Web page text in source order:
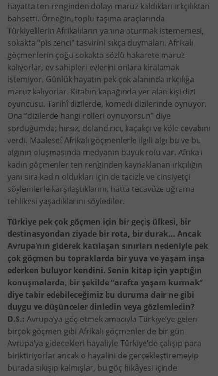
hayatta ten renginden dolayı maruz kaldıkları ırkçılıktan
bahsetti. Örneğin, toplu taşıma araçlarında
Türkiyelilerin Afrikalıların yanına oturmak istememesi,
sokakta “pis zenci” tasvirini sıkça duymaları. Afrikalı
göçmenlerin çoğu sokakta sözlü hakarete maruz
kalıyorlar, ev sahipleri evlerini onlara kiralamak
istemiyor. Günlük hayatın pek çok alanında ırkçılığa
maruz kalıyorlar. Kitabın kapağında yer alan kişi dizi
oyuncusu. Tarihî dizilerde, komedi dizilerinde oynuyor.
Ona “dizilerde hangi rolleri oynuyorsun” diye
sorduğumda; hırsız, dolandırıcı, kaçakçı ve köle cevabını
verdi. Maalesef Afrikalı göçmenlerle ilgili algı bu ve bu
algının oluşmasında medyanın büyük rolü var. Afrikalı
kadın göçmenler ten renginden kaynaklanan ırkçılığın
yanı sıra kadın oldukları için de tacizle ve cinsiyetçi
söylemlerle karşılaştıklarını, hatta tecavüze uğrama
tehlikesi yaşadıklarını söylediler.
Türkiye pek çok göçmen için bir geçiş ülkesi, bir
destinasyondan ziyade bir rota, bir durak… Ancak
Avrupa’nın giderek katılaşan sınırları nedeniyle pek
çok göçmen bu topraklarda bir yuva ve yaşam inşa
ederken buluyor kendini. Senin kitap için yaptığın
konuşmalarda, bir şekilde “arafta yaşam kurmak”
diye tabir edebileceğimiz bu duruma dair ne gibi
duygu ve düşünceler dinledin veya gözlemledin?
D.S.: Avrupa’ya göç etmek amacıyla Türkiye’ye gelen
birçok göçmen gibi Afrikalı göçmenler de bir gün
Avrupa’ya gidecekleri hayaliyle Türkiye’de çalışıp para
biriktiriyorlar ancak o hayalini de gerçekleştiremeyip
burada sıkışıp kalmışlar, bu göç hikâyesi içinde